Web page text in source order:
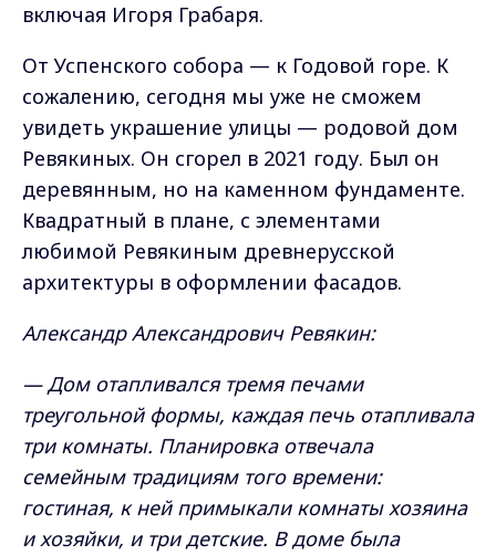
включая Игоря Грабаря.
От Успенского собора — к Годовой горе. К
сожалению, сегодня мы уже не сможем
увидеть украшение улицы — родовой дом
Ревякиных. Он сгорел в 2021 году. Был он
деревянным, но на каменном фундаменте.
Квадратный в плане, с элементами
любимой Ревякиным древнерусской
архитектуры в оформлении фасадов.
Александр Александрович Ревякин:
— Дом отапливался тремя печами
треугольной формы, каждая печь отапливала
три комнаты. Планировка отвечала
семейным традициям того времени:
гостиная, к ней примыкали комнаты хозяина
и хозяйки, и три детские. В доме была